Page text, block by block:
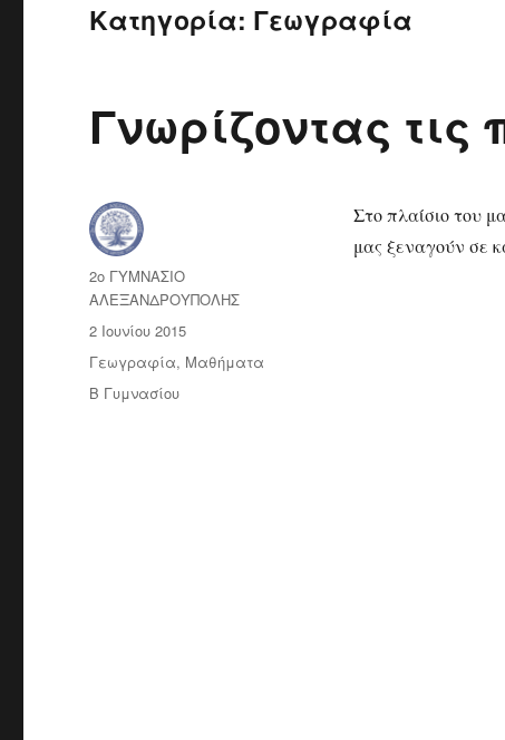
Κατηγορία: Γεωγραφία
Γνωρίζοντας τις
Στο πλαίσιο του
μας ξεναγούν σε
Συντάκτης
2ο ΓΥΜΝΑΣΙΟ
ΑΛΕΞΑΝΔΡΟΥΠΟΛΗΣ
Δημοσιεύτηκε
την
2 Ιουνίου 2015
Κατηγορίες
Γεωγραφία, Μαθήματα
Ετικέτες
Β Γυμνασίου